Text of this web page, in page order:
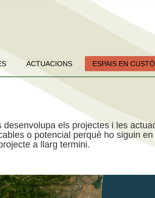
ACTUACIONS ESPAIS EN
els projectes i les
o potencial perquè ho siguin en
a llarg termini.